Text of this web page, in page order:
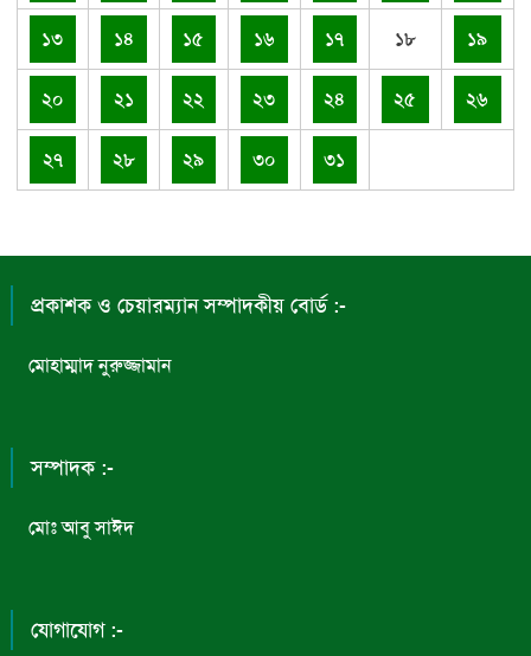
১৩ ১৪ ১৫ ১৬ ১৭ ১৮ ১৯
২০ ২১ ২২ ২৩ ২৪ ২৫ ২৬
২৭ ২৮ ২৯ ৩০ ৩১
প্রকাশক ও চেয়ারম্যান সম্পাদকীয় বোর্ড :-
মোহাম্মাদ নুরুজ্জামান
সম্পাদক :-
মোঃ আবু সাঈদ
যোগাযোগ :-